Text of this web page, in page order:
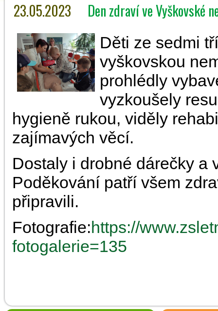
23.05.2023 Den zdraví ve Vyškovské
Děti ze sedmi
vyškovskou
prohlédly
vyzkoušely
hygieně rukou, viděly
zajímavých věcí.
Dostaly i drobné dárečky a
Poděkování patří všem
připravili.
Fotografie:https://
fotogalerie=135